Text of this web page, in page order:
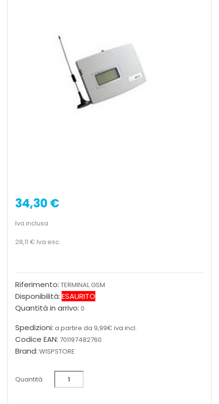
34,30 €
Iva inclusa
28,11 € Iva esc.
Riferimento: TERMINAL GSM
Disponibilità:ESAURITO
Quantità in arrivo: 0
Spedizioni: a partire da 9,99€ iva incl.
Codice EAN: 701197482760
Brand: WISPSTORE
Quantità